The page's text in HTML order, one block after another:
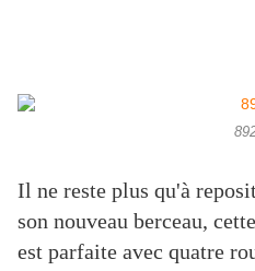
Il ne reste plus qu'à
son nouveau berceau,
est parfaite avec quatre